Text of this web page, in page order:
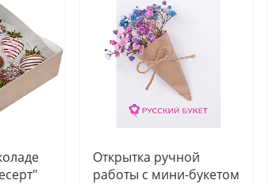
Открытка ручной
работы с мини-букетом